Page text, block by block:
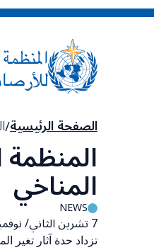
تخطي
مسار
التنقل
الصفحة الرئيسية
المنظمة
المناخي
NEWS
7 تشرين الثاني/ نوفمبر 2024
تزداد حدة آثار